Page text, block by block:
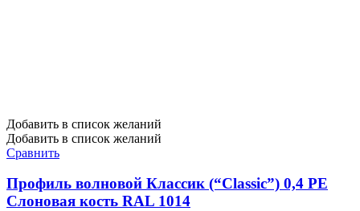
Добавить в список желаний
Добавить в список желаний
Сравнить
Профиль волновой Классик (“Classic”) 0,4 PE
Слоновая кость RAL 1014